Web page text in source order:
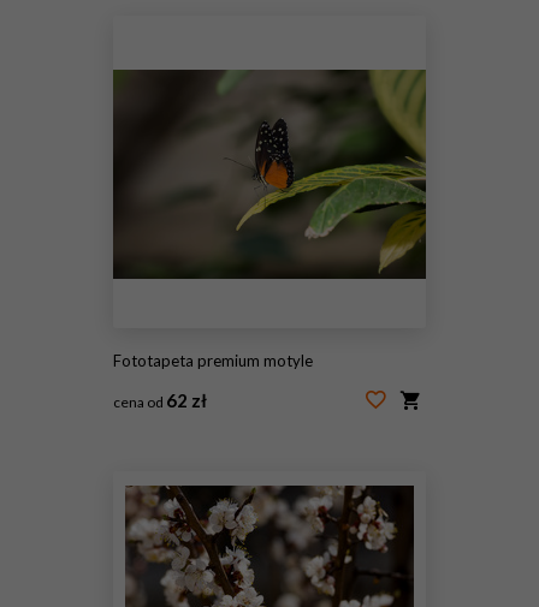
Fototapeta premium motyle
cena od 62 zł